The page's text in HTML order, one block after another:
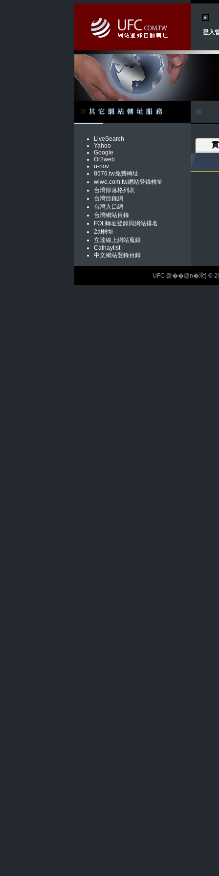
登入
LiveSearch
Yahoo
Google
Or2web
u-nov
8576.tw免費轉址
wiwe.com.tw網站登錄轉址
台灣部落格列表
台灣目錄網
台灣入口網
台灣網站目錄
FOL轉址登錄與網站排名
2at轉址
立達線上網站蒐錄
Cathaylist
中文網站登錄目錄
UFC 蝥��麢n�𣶹} ©